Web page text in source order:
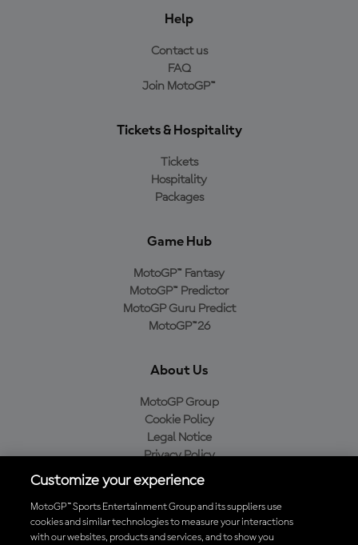
Help
Contact us
FAQ
Join MotoGP™
Tickets & Hospitality
Tickets
Hospitality
Packages
Game Hub
MotoGP™ Fantasy
MotoGP™ Predictor
MotoGP Guru Predict
MotoGP™26
About Us
MotoGP Group
Cookie Policy
Legal Notice
Privacy Policy
Purchase Policy
Baixe o aplicativo oficial da MotoGP™
Customize your experience
MotoGP™ Sports Entertainment Group and its suppliers use
cookies and similar technologies to measure your interactions
with our websites, products and services, and to show you